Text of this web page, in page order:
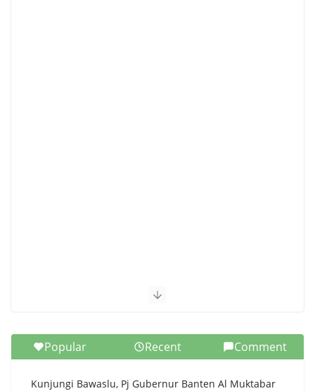
Popular Recent Comment
Kunjungi Bawaslu, Pj Gubernur Banten Al Muktabar